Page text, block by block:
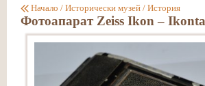
Начало / Исторически музей / История
Фотоапарат Zeiss Ikon –